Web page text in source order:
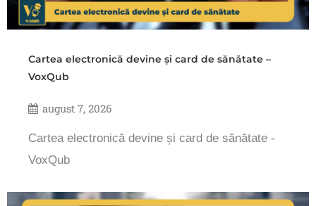
Cartea electronică devine și card de sănătate –
VoxQub
august 7, 2026
Cartea electronică devine și card de sănătate -
VoxQub